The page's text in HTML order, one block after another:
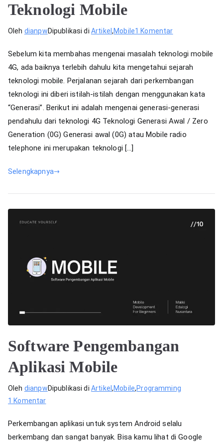
Teknologi Mobile
Oleh dianpwDipublikasi di Artikel ,Mobile1 Komentarpada
Perkembangan
Teknologi
Mobile
Sebelum kita membahas mengenai masalah teknologi mobile
4G, ada baiknya terlebih dahulu kita mengetahui sejarah
teknologi mobile. Perjalanan sejarah dari perkembangan
teknologi ini diberi istilah-istilah dengan menggunakan kata
“Generasi”. Berikut ini adalah mengenai generasi-generasi
pendahulu dari teknologi 4G Teknologi Generasi Awal / Zero
Generation (0G) Generasi awal (0G) atau Mobile radio
telephone ini merupakan teknologi […]
Selengkapnya
Software Pengembangan
Aplikasi Mobile
Oleh dianpwDipublikasi di Artikel ,Mobile,Programming
1 Komentarpada
Pengembangan
Aplikasi
Perkembangan aplikasi untuk system Android selalu
berkembang dan sangat banyak. Bisa kamu lihat di Google